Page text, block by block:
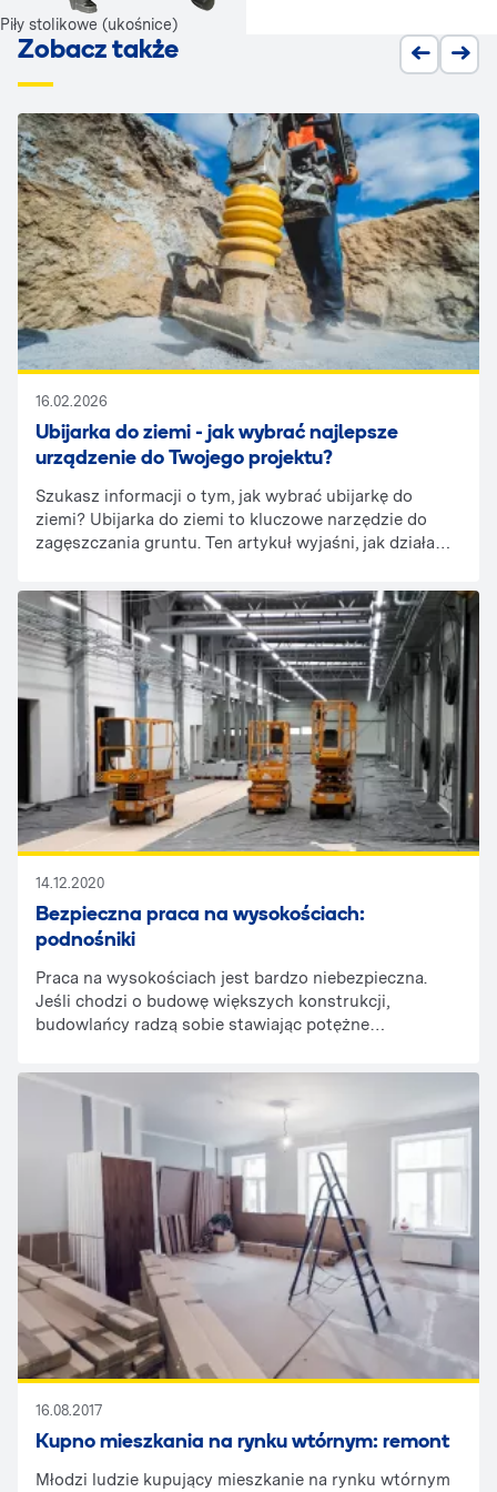
Piły stolikowe (ukośnice)
Zobacz także
16.02.2026
Ubijarka do ziemi - jak wybrać najlepsze
urządzenie do Twojego projektu?
Szukasz informacji o tym, jak wybrać ubijarkę do
ziemi? Ubijarka do ziemi to kluczowe narzędzie do
zagęszczania gruntu. Ten artykuł wyjaśni, jak działa
Twoich potrzeb.
14.12.2020
Bezpieczna praca na wysokościach:
podnośniki
Praca na wysokościach jest bardzo niebezpieczna.
Jeśli chodzi o budowę większych konstrukcji,
budowlańcy radzą sobie stawiając potężne
poruszać się bezpiecznie wokół lub wewnątrz
budowanego obiektu. Konstrukcja ułatwia im też
transport materiałów i narzędzi budowlanych na
wyższe poziomy, dzięki zastosowaniu różnego
rodzaju dźwigów i wysięgników. Jednak naprawa
wysokiego słupa energetycznego czy drobnej usterki
na budynku nie wymaga stawiania ogromnego
rusztowania. Wystarczy wtedy użycie
profesjonalnego podnośnika.
16.08.2017
Kupno mieszkania na rynku wtórnym: remont
Młodzi ludzie kupujący mieszkanie na rynku wtórnym